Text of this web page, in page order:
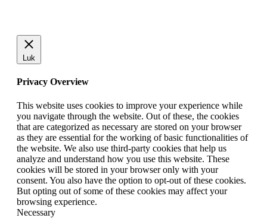
Luk
Privacy Overview
This website uses cookies to improve your experience while
you navigate through the website. Out of these, the cookies
that are categorized as necessary are stored on your browser
as they are essential for the working of basic functionalities of
the website. We also use third-party cookies that help us
analyze and understand how you use this website. These
cookies will be stored in your browser only with your
consent. You also have the option to opt-out of these cookies.
But opting out of some of these cookies may affect your
browsing experience.
Necessary